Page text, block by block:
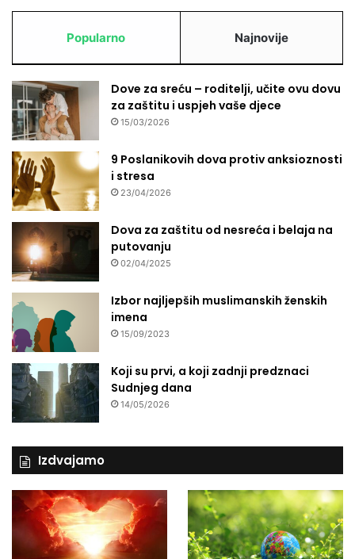
Popularno Najnovije
Dove za sreću – roditelji, učite ovu dovu
za zaštitu i uspjeh vaše djece
15/03/2026
9 Poslanikovih dova protiv anksioznosti
i stresa
23/04/2026
Dova za zaštitu od nesreća i belaja na
putovanju
02/04/2025
Izbor najljepših muslimanskih ženskih
imena
15/09/2023
Koji su prvi, a koji zadnji predznaci
Sudnjeg dana
14/05/2026
Izdvajamo